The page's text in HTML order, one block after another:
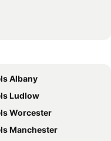
Albany
Ludlow
Worcester
Manchester